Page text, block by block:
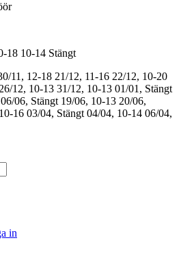
18 10-14 Stängt
11, 12-18 21/12, 11-16 22/12, 10-20
26/12, 10-13 31/12, 10-13 01/01, Stängt
06/06, Stängt 19/06, 10-13 20/06,
16 03/04, Stängt 04/04, 10-14 06/04,
in